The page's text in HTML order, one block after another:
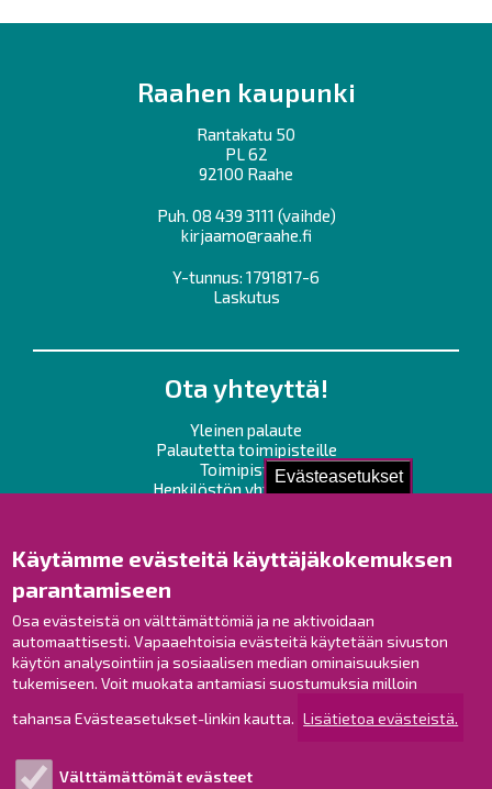
Evästeasetukset
Käytämme evästeitä käyttäjäkokemuksen
parantamiseen
Osa evästeistä on välttämättömiä ja ne aktivoidaan
automaattisesti. Vapaaehtoisia evästeitä käytetään sivuston
käytön analysointiin ja sosiaalisen median ominaisuuksien
tukemiseen. Voit muokata antamiasi suostumuksia milloin
tahansa Evästeasetukset-linkin kautta. Lisätietoa evästeistä.
Välttämättömät evästeet
Raahen kaupunki
Rantakatu 50
PL 62
92100 Raahe
Puh. 08 439 3111 (vaihde)
kirjaamo@raahe.fi
Y-tunnus: 1791817-6
Laskutus
Ota yhteyttä!
Yleinen palaute
Palautetta toimipisteille
Toimipisteet
Henkilöstön yhteystiedot
Raahe Facebookissa
Raahe Instagramissa
Raahe LinkedInissä
Raahe YouTubessa